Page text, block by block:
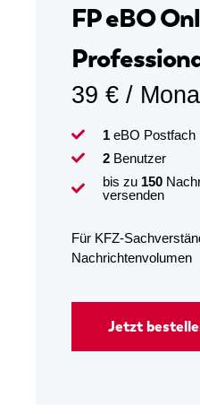
FP eBO
39 € /
1 eBO Postfach
2 Benutzer
bis zu 150
versenden
Für KFZ-
Nachrichtenvolumen
Jetzt